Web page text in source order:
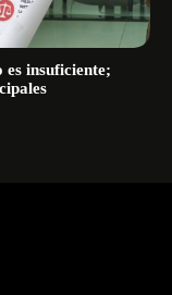
es insuficiente;